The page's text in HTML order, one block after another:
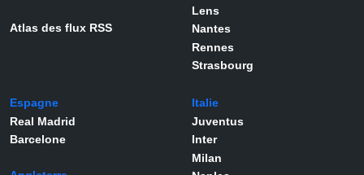
Atlas des flux RSS
Lens
Nantes
Rennes
Strasbourg
Espagne
Real Madrid
Barcelone
Italie
Juventus
Inter
Milan